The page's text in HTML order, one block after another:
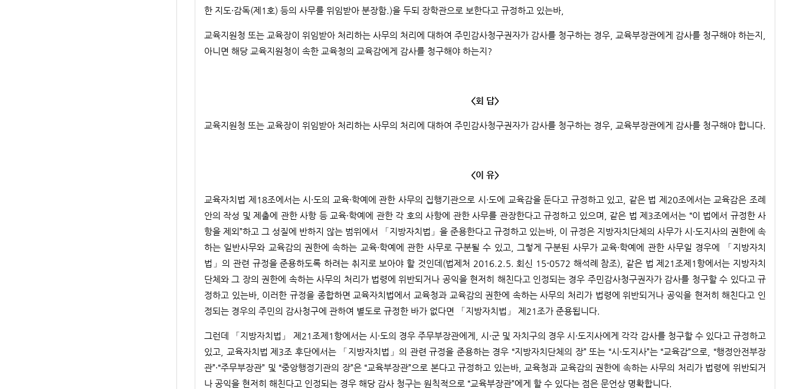
한 지도·감독(제1호) 등의 사무를 위임받아 분장함.)을 두되 장학관으로 보한다고 규정하고 있는바,
교육지원청 또는 교육장이 위임받아 처리하는 사무의 처리에 대하여 주민감사청구권자가 감사를 청구하는 경우, 교육부장관에게 감사를 청구해야 하는지,
아니면 해당 교육지원청이 속한 교육청의 교육감에게 감사를 청구해야 하는지?
<회 답>
교육지원청 또는 교육장이 위임받아 처리하는 사무의 처리에 대하여 주민감사청구권자가 감사를 청구하는 경우, 교육부장관에게 감사를 청구해야 합니다.
<이 유>
교육자치법 제18조에서는 시·도의 교육·학예에 관한 사무의 집행기관으로 시·도에 교육감을 둔다고 규정하고 있고, 같은 법 제20조에서는 교육감은 조례
안의 작성 및 제출에 관한 사항 등 교육·학예에 관한 각 호의 사항에 관한 사무를 관장한다고 규정하고 있으며, 같은 법 제3조에서는 “이 법에서 규정한 사
항을 제외”하고 그 성질에 반하지 않는 범위에서 「지방자치법」을 준용한다고 규정하고 있는바, 이 규정은 지방자치단체의 사무가 시·도지사의 권한에 속
하는 일반사무와 교육감의 권한에 속하는 교육·학예에 관한 사무로 구분될 수 있고, 그렇게 구분된 사무가 교육·학예에 관한 사무일 경우에 「지방자치
법」의 관련 규정을 준용하도록 하려는 취지로 보아야 할 것인데(법제처 2016.2.5. 회신 15-0572 해석례 참조), 같은 법 제21조제1항에서는 지방자치
단체와 그 장의 권한에 속하는 사무의 처리가 법령에 위반되거나 공익을 현저히 해친다고 인정되는 경우 주민감사청구권자가 감사를 청구할 수 있다고 규
정하고 있는바, 이러한 규정을 종합하면 교육자치법에서 교육청과 교육감의 권한에 속하는 사무의 처리가 법령에 위반되거나 공익을 현저히 해친다고 인
정되는 경우의 주민의 감사청구에 관하여 별도로 규정한 바가 없다면 「지방자치법」 제21조가 준용됩니다.
그런데 「지방자치법」 제21조제1항에서는 시·도의 경우 주무부장관에게, 시·군 및 자치구의 경우 시·도지사에게 각각 감사를 청구할 수 있다고 규정하고
있고, 교육자치법 제3조 후단에서는 「지방자치법」의 관련 규정을 준용하는 경우 “지방자치단체의 장” 또는 “시·도지사”는 “교육감”으로, “행정안전부장
관”·“주무부장관” 및 “중앙행정기관의 장”은 “교육부장관”으로 본다고 규정하고 있는바, 교육청과 교육감의 권한에 속하는 사무의 처리가 법령에 위반되거
나 공익을 현저히 해친다고 인정되는 경우 해당 감사 청구는 원칙적으로 “교육부장관”에게 할 수 있다는 점은 문언상 명확합니다.